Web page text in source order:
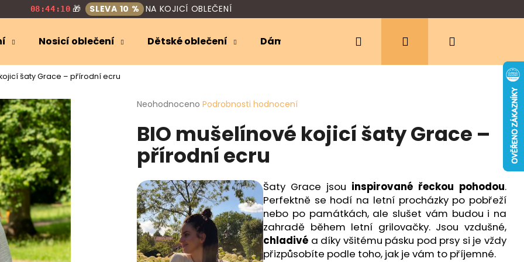
08:44:09 🎁 SLEVA 10 % NA KOJICÍ OBLEČENÍ
Nosicí oblečení Dětské oblečení Dámské oblečení Ergonomická nosítka
Hledat PřihlášeníNákupní
šaty Grace – přírodní ecru
Průměrné
produktu
je
5
hvězdiček.
Neohodnoceno Podrobnosti hodnocení
BIO mušelínové kojicí šaty Grace –
přírodní ecru
Šaty Grace jsou inspirované řeckou pohodou.
Perfektně se hodí na letní procházky po pobřeží
nebo po památkách, ale slušet vám budou i na
zahradě během letní grilovačky. Jsou vzdušné,
chladivé a díky všitému pásku pod prsy si je vždy
přizpůsobíte podle toho, jak je vám to příjemné.
Co potřebujete najít?
HLEDAT
Doporučujeme